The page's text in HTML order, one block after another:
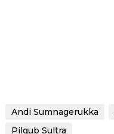
Andi Sumnagerukka
Pilgub Sultra